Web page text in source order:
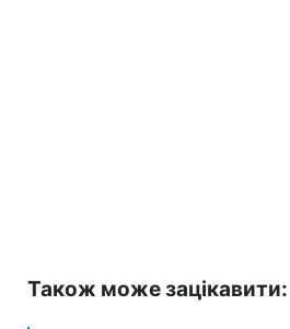
Також може зацікавити: